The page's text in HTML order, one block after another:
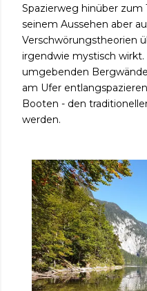
Spazierweg hinüber zum
seinem Aussehen aber
Verschwörungstheorien
irgendwie mystisch
umgebenden
am Ufer
Booten - den
werden.